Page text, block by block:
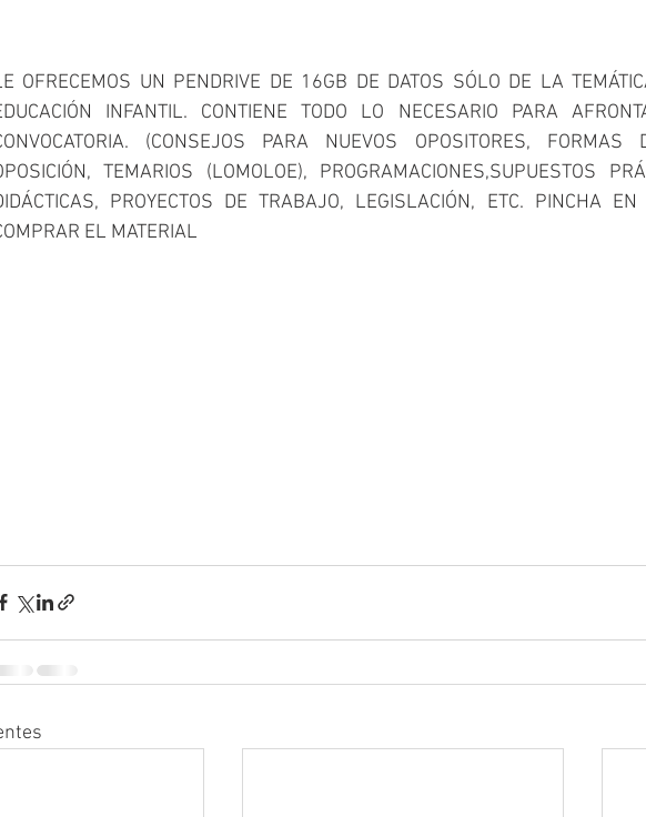
OFRECEMOS UN PENDRIVE DE 16GB DE DATOS SÓLO DE LA
INFANTIL. CONTIENE TODO LO NECESARIO PARA
(CONSEJOS PARA NUEVOS OPOSITORES,
TEMARIOS (LOMOLOE), PROGRAMACIONES,SUPUESTOS
PROYECTOS DE TRABAJO, LEGISLACIÓN, ETC. PINCHA
EL MATERIAL